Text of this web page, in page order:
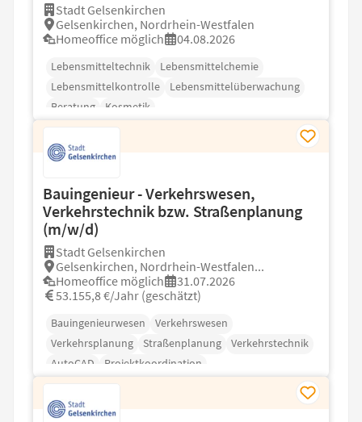
Stadt Gelsenkirchen
Gelsenkirchen, Nordrhein-Westfalen
Homeoffice möglich
04.08.2026
Lebensmitteltechnik
Lebensmittelchemie
Lebensmittelkontrolle
Lebensmittelüberwachung
Beratung
Kosmetik
Bauingenieur - Verkehrswesen,
Verkehrstechnik bzw. Straßenplanung
(m/w/d)
Stadt Gelsenkirchen
Gelsenkirchen, Nordrhein-Westfalen...
Homeoffice möglich
31.07.2026
53.155,8 €/Jahr (geschätzt)
Bauingenieurwesen
Verkehrswesen
Verkehrsplanung
Straßenplanung
Verkehrstechnik
AutoCAD
Projektkoordination